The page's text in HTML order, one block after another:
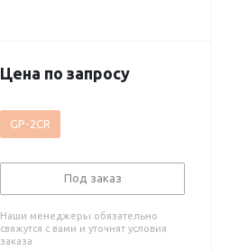
Цена по запросу
GP-2CR
Под заказ
Наши менеджеры обязательно
свяжутся с вами и уточнят условия
заказа